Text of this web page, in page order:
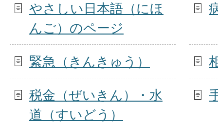
やさしい日本語（にほ
んご）のページ
緊急（きんきゅう）
税金（ぜいきん）・水
道（すいどう）